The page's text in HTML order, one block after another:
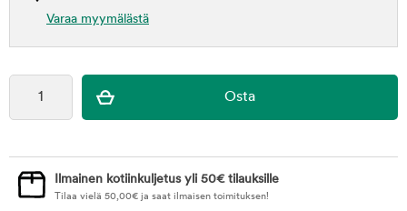
Varaa myymälästä
Ilmainen kotiinkuljetus yli 50€ tilauksille
Tilaa vielä 50,00€ ja saat ilmaisen toimituksen!